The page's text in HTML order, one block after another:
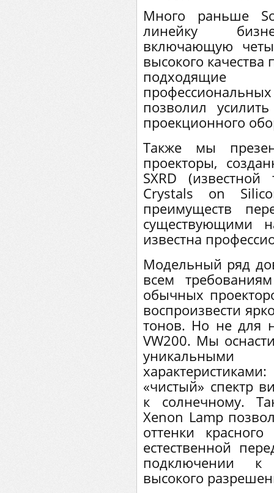
Много раньше
линейку
включающую
высокого
позволил
проекционного
Также мы
проекторы,
SXRD
Crystals on
преимуществ
существующими
известна
Модельный ряд
всем
обычных
воспроизвести
тонов. Но не для
VW200. Мы
«чистый» спектр
к солнечному.
Xenon Lamp
оттенки
естественной
подключении к
высокого